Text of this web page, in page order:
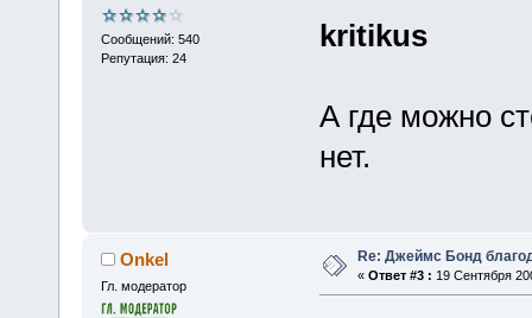
Сообщений: 540
Репутация: 24
kritikus
А где можно
нет.
Onkel
Гл. модератор
Re: Джеймс Бонд
« Ответ #3 : 19 Сентября